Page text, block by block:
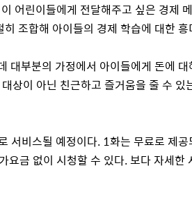
어린이들에게 전달해주고 싶은 경제
조합해 아이들의 경제 학습에 대한
대부분의 가정에서 아이들에게 돈에
상이 아닌 친근하고 즐거움을 줄 수
서비스될 예정이다. 1화는 무료로 제공
요금 없이 시청할 수 있다.보다 자세한